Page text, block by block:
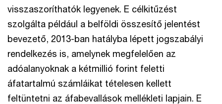
visszaszoríthatók legyenek. E célkitűzést
szolgálta például a belföldi összesítő jelentést
bevezető, 2013-ban hatályba lépett jogszabályi
rendelkezés is, amelynek megfelelően az
adóalanyoknak a kétmillió forint feletti
áfatartalmú számláikat tételesen kellett
feltüntetni az áfabevallások mellékleti lapjain. E